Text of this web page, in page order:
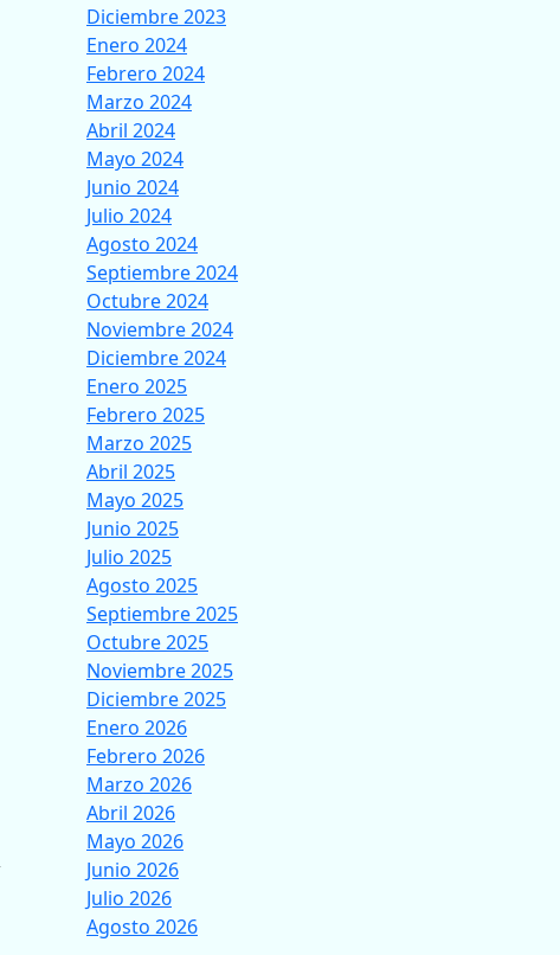
Diciembre 2023
Enero 2024
Febrero 2024
Marzo 2024
Abril 2024
Mayo 2024
Junio 2024
Julio 2024
Agosto 2024
Septiembre 2024
Octubre 2024
Noviembre 2024
Diciembre 2024
Enero 2025
Febrero 2025
Marzo 2025
Abril 2025
Mayo 2025
Junio 2025
Julio 2025
Agosto 2025
Septiembre 2025
Octubre 2025
Noviembre 2025
Diciembre 2025
Enero 2026
Febrero 2026
Marzo 2026
Abril 2026
Mayo 2026
Junio 2026
Julio 2026
Agosto 2026